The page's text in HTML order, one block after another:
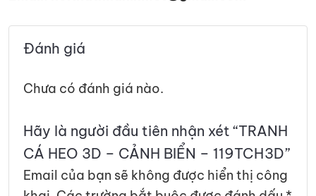
Đánh giá
Chưa có đánh giá nào.
Hãy là người đầu tiên nhận xét “TRANH
CÁ HEO 3D – CẢNH BIỂN – 119TCH3D”
Email của bạn sẽ không được hiển thị công